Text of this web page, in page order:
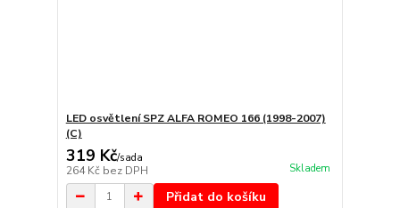
LED osvětlení SPZ ALFA ROMEO 166 (1998-2007)
(C)
319 Kč/sada
264 Kč bez DPH Skladem
Přidat do košíku